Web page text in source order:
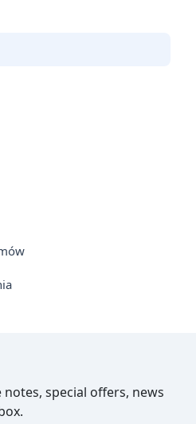
notes, special offers, news